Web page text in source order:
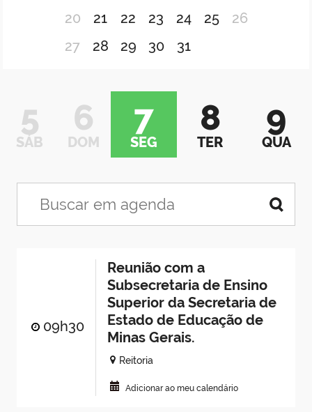
20
21 22 23 24 25
26
27
28 29 30 31
5
SÁB
6
DOM
7
SEG
8
TER
9
QUA
09h30
Reunião com a
Subsecretaria de Ensino
Superior da Secretaria de
Estado de Educação de
Minas Gerais.
Reitoria
Adicionar ao meu calendário